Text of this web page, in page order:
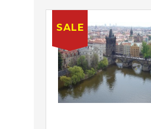
SALE